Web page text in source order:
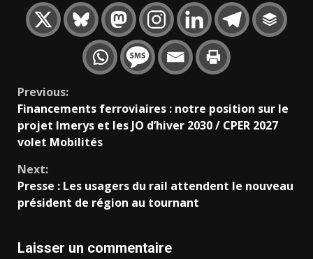
Continue
Reading
Previous:
Financements ferroviaires : notre position sur le
projet Imerys et les JO d’hiver 2030 / CPER 2027
volet Mobilités
Next:
Presse : Les usagers du rail attendent le nouveau
président de région au tournant
Laisser un commentaire